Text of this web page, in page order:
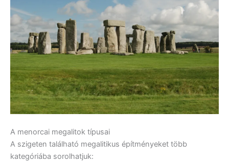
A menorcai megalitok típusai
A szigeten található megalitikus építményeket több
kategóriába sorolhatjuk: